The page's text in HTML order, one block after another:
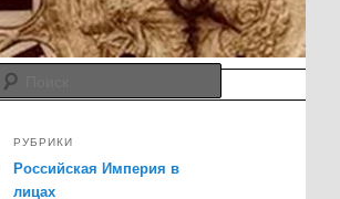
Поиск
РУБРИКИ
Российская Империя в
лицах